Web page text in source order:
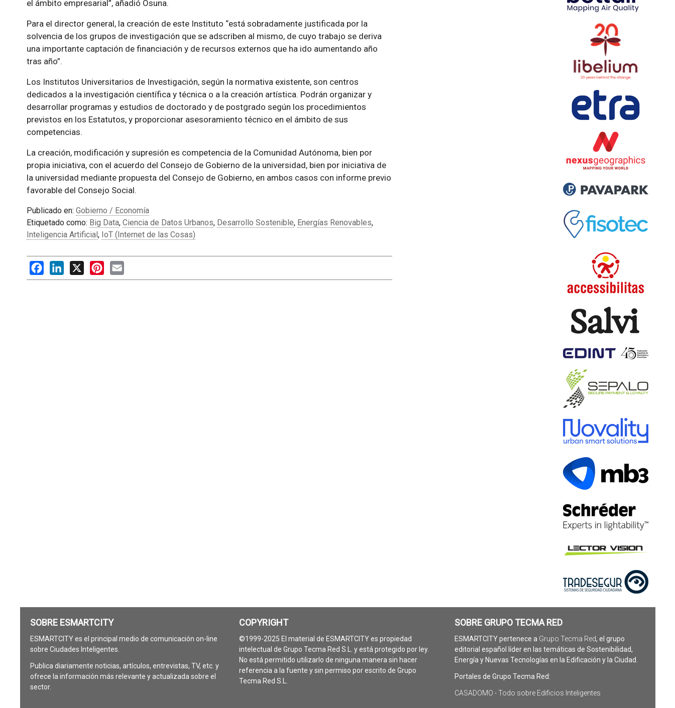
el ámbito empresarial”, añadió Osuna.
Para el director general, la creación de este Instituto “está sobradamente justificada por la
solvencia de los grupos de investigación que se adscriben al mismo, de cuyo trabajo se deriva
una importante captación de financiación y de recursos externos que ha ido aumentando año
tras año”.
Los Institutos Universitarios de Investigación, según la normativa existente, son centros
dedicados a la investigación científica y técnica o a la creación artística. Podrán organizar y
desarrollar programas y estudios de doctorado y de postgrado según los procedimientos
previstos en los Estatutos, y proporcionar asesoramiento técnico en el ámbito de sus
competencias.
La creación, modificación y supresión es competencia de la Comunidad Autónoma, bien por
propia iniciativa, con el acuerdo del Consejo de Gobierno de la universidad, bien por iniciativa de
la universidad mediante propuesta del Consejo de Gobierno, en ambos casos con informe previo
favorable del Consejo Social.
Publicado en: Gobierno / Economía
Etiquetado como: Big Data, Ciencia de Datos Urbanos, Desarrollo Sostenible, Energías Renovables,
Inteligencia Artificial, IoT (Internet de las Cosas)
FacebookLinkedIn
X PinterestEmail
SOBRE ESMARTCITY
ESMARTCITY es el principal medio de comunicación on-line
sobre Ciudades Inteligentes.
Publica diariamente noticias, artículos, entrevistas, TV, etc. y
ofrece la información más relevante y actualizada sobre el
sector.
COPYRIGHT
©1999-2025 El material de ESMARTCITY es propiedad
intelectual de Grupo Tecma Red S.L. y está protegido por ley.
No está permitido utilizarlo de ninguna manera sin hacer
referencia a la fuente y sin permiso por escrito de Grupo
Tecma Red S.L.
SOBRE GRUPO TECMA RED
ESMARTCITY pertenece a Grupo Tecma Red, el grupo
editorial español líder en las temáticas de Sostenibilidad,
Energía y Nuevas Tecnologías en la Edificación y la Ciudad.
Portales de Grupo Tecma Red:
CASADOMO - Todo sobre Edificios Inteligentes